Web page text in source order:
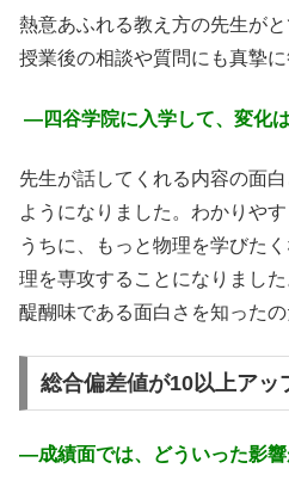
熱意あふれる教え方の先生が
授業後の相談や質問にも真摯に
―四谷学院に入学して、変化
先生が話してくれる内容の面
ようになりました。わかりや
うちに、もっと物理を学びた
理を専攻することになりまし
醍醐味である面白さを知ったの
総合偏差値が10以上アッ
―成績面では、どういった影